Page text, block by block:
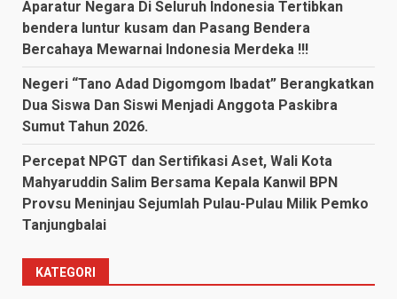
Aparatur Negara Di Seluruh Indonesia Tertibkan
bendera luntur kusam dan Pasang Bendera
Bercahaya Mewarnai Indonesia Merdeka !!!
Negeri “Tano Adad Digomgom Ibadat” Berangkatkan
Dua Siswa Dan Siswi Menjadi Anggota Paskibra
Sumut Tahun 2026.
Percepat NPGT dan Sertifikasi Aset, Wali Kota
Mahyaruddin Salim Bersama Kepala Kanwil BPN
Provsu Meninjau Sejumlah Pulau-Pulau Milik Pemko
Tanjungbalai
KATEGORI